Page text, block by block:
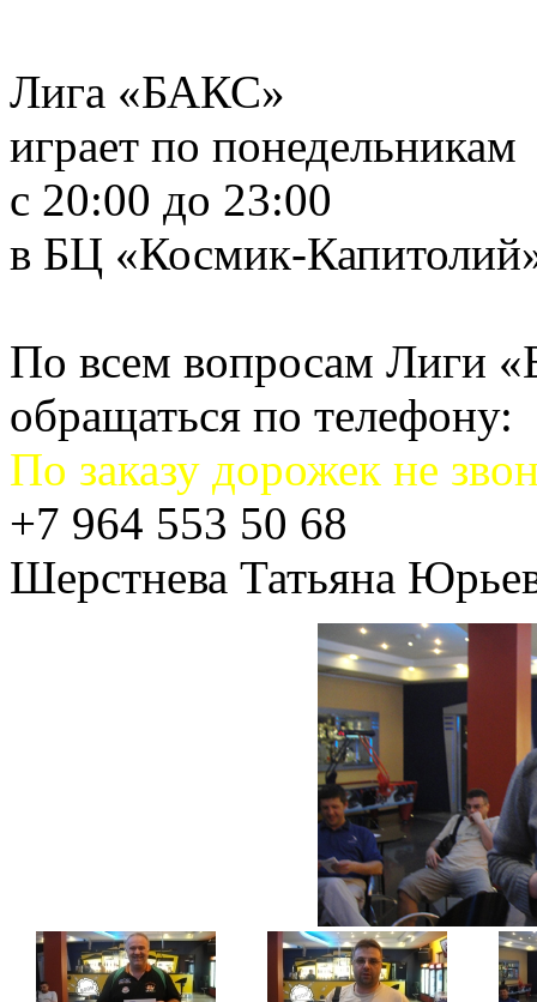
Лига «БАКС»
играет по понедельникам
с 20:00 до 23:00
в БЦ «Космик-
По всем вопросам Лиги
обращаться по телефону:
По заказу дорожек не
+7 964 553 50 68
Шерстнева Татьяна